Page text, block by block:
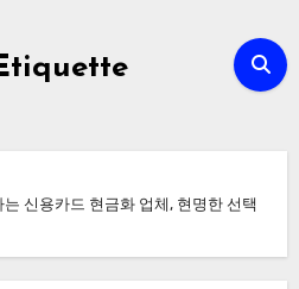
신용카드 현금화 업체, 현명한 선택